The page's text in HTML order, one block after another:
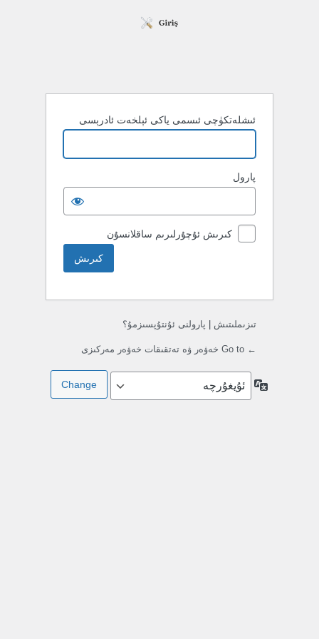
ئىشلەتكۈچى ئىسمى ياكى ئېلخەت ئادرېسى
پارول
كىرىش ئۇچۇرلىرىم ساقلانسۇن
تىزىملىتىش پارولنى ئۇنتۇپسىزمۇ؟
← Go to خەۋەر ۋە تەتقىقات خەۋەر مەركىزى
تىللار